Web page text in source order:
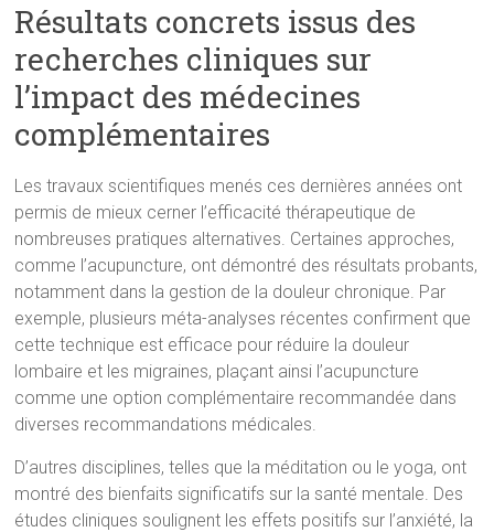
Résultats concrets issus des
recherches cliniques sur
l’impact des médecines
complémentaires
Les travaux scientifiques menés ces dernières années ont
permis de mieux cerner l’efficacité thérapeutique de
nombreuses pratiques alternatives. Certaines approches,
comme l’acupuncture, ont démontré des résultats probants,
notamment dans la gestion de la douleur chronique. Par
exemple, plusieurs méta-analyses récentes confirment que
cette technique est efficace pour réduire la douleur
lombaire et les migraines, plaçant ainsi l’acupuncture
comme une option complémentaire recommandée dans
diverses recommandations médicales.
D’autres disciplines, telles que la méditation ou le yoga, ont
montré des bienfaits significatifs sur la santé mentale. Des
études cliniques soulignent les effets positifs sur l’anxiété, la